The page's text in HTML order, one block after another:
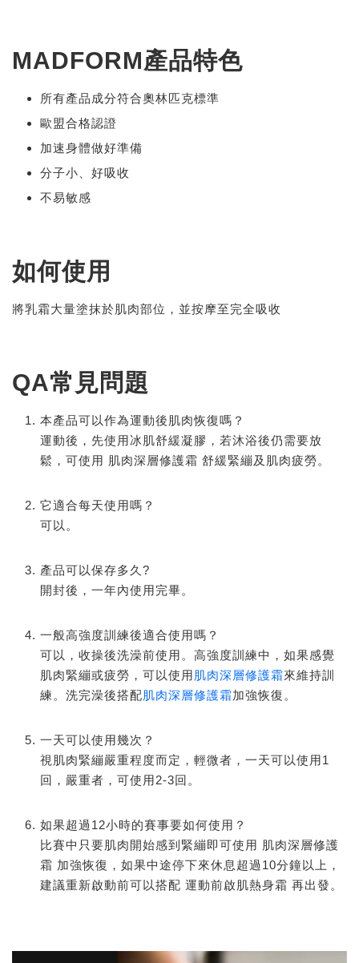
MADFORM產品特色
所有產品成分符合奧林匹克標準
歐盟合格認證
加速身體做好準備
分子小、好吸收
不易敏感
如何使用
將乳霜大量塗抹於肌肉部位，並按摩至完全吸收
QA常見問題
本產品可以作為運動後肌肉恢復嗎？
運動後，先使用冰肌舒緩凝膠，若沐浴後仍需要放
鬆，可使用 肌肉深層修護霜 舒緩緊繃及肌肉疲勞。
它適合每天使用嗎？
可以。
產品可以保存多久?
開封後，一年內使用完畢。
一般高強度訓練後適合使用嗎？
可以，收操後洗澡前使用。高強度訓練中，如果感覺
肌肉緊繃或疲勞，可以使用肌肉深層修護霜來維持訓
練。洗完澡後搭配肌肉深層修護霜加強恢復。
一天可以使用幾次？
視肌肉緊繃嚴重程度而定，輕微者，一天可以使用1
回，嚴重者，可使用2-3回。
如果超過12小時的賽事要如何使用？
比賽中只要肌肉開始感到緊繃即可使用 肌肉深層修護
霜 加強恢復，如果中途停下來休息超過10分鐘以上，
建議重新啟動前可以搭配 運動前啟肌熱身霜 再出發。